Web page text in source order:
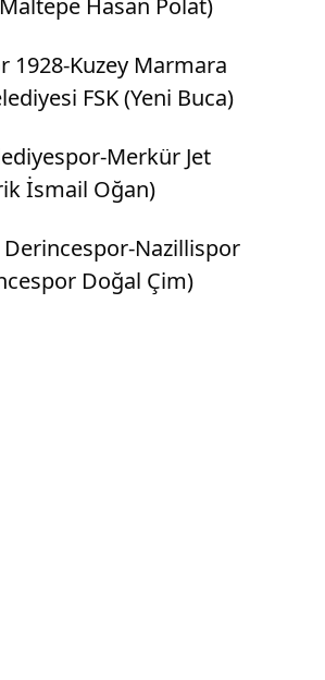
1928-Kuzey Marmara
FSK (Yeni Buca)
Merkür Jet
İsmail Oğan)
Derincespor-Nazillispor
Doğal Çim)